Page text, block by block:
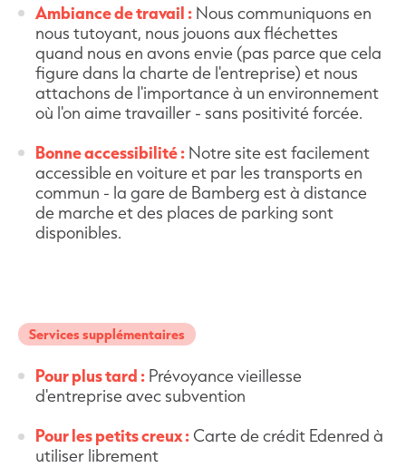
Ambiance de travail : Nous communiquons en
nous tutoyant, nous jouons aux fléchettes
quand nous en avons envie (pas parce que cela
figure dans la charte de l'entreprise) et nous
attachons de l'importance à un environnement
où l'on aime travailler - sans positivité forcée.
Bonne accessibilité : Notre site est facilement
accessible en voiture et par les transports en
commun - la gare de Bamberg est à distance
de marche et des places de parking sont
disponibles.
Services supplémentaires
Pour plus tard : Prévoyance vieillesse
d'entreprise avec subvention
Pour les petits creux : Carte de crédit Edenred à
utiliser librement